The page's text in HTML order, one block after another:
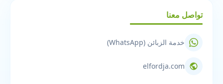
تواصل معنا
خدمة الزبائن (WhatsApp)
elfordja.com